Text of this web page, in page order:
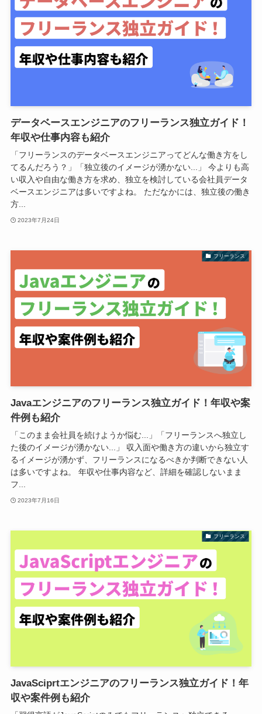
データベースエンジニアのフリーランス独立ガイド！
年収や仕事内容も紹介
「フリーランスのデータベースエンジニアってどんな働き方をし
てるんだろう？」「独立後のイメージが湧かない...」 今よりも高
い収入や自由な働き方を求め、独立を検討している会社員データ
ベースエンジニアは多いですよね。 ただなかには、独立後の働き
方...
2023年7月24日
フリーランス
Javaエンジニアのフリーランス独立ガイド！年収や案
件例も紹介
「このまま会社員を続けようか悩む...」「フリーランスへ独立し
た後のイメージが湧かない...」 収入面や働き方の違いから独立す
るイメージが湧かず、フリーランスになるべきか判断できない人
は多いですよね。 年収や仕事内容など、詳細を確認しないまま
フ...
2023年7月16日
フリーランス
JavaSciprtエンジニアのフリーランス独立ガイド！年
収や案件例も紹介